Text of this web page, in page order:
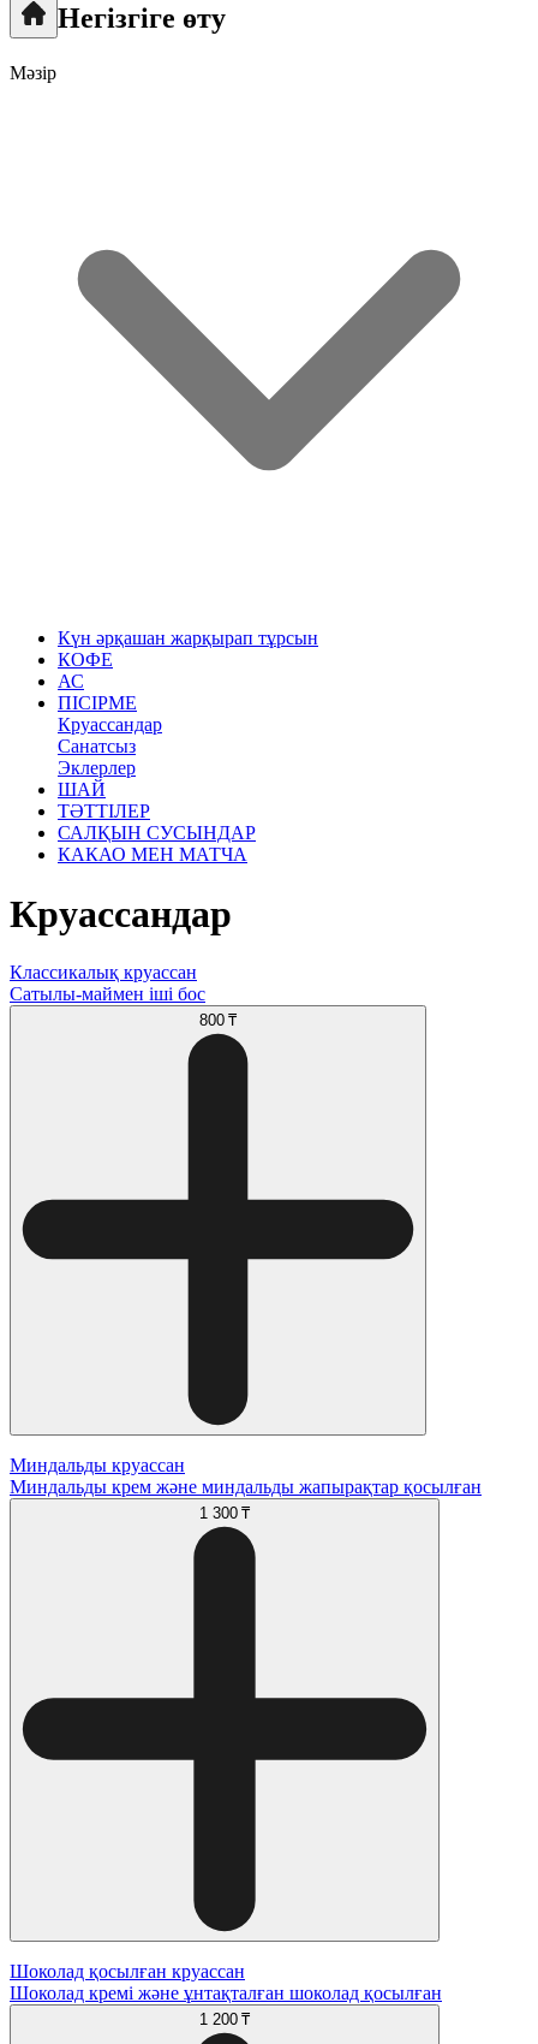
Негізгіге өту
Мәзір
Күн әрқашан жарқырап тұрсын
КОФЕ
АС
ПІСІРМЕ
Круассандар
Санатсыз
Эклерлер
ШАЙ
ТӘТТІЛЕР
САЛҚЫН СУСЫНДАР
КАКАО МЕН МАТЧА
Круассандар
Классикалық круассан
Сатылы-маймен іші бос
800 ₸
Миндальды круассан
Миндальды крем және миндальды жапырақтар қосылған
1 300 ₸
Шоколад қосылған круассан
Шоколад кремі және ұнтақталған шоколад қосылған
1 200 ₸